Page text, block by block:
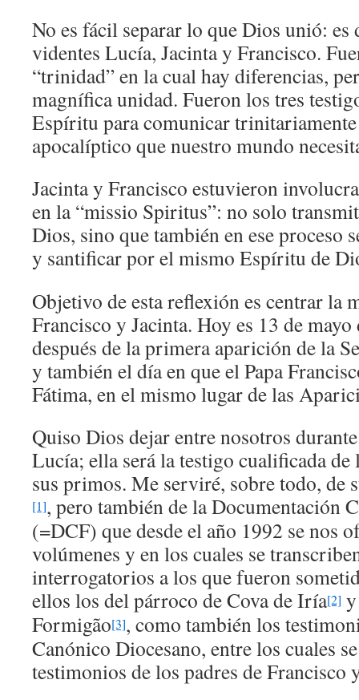
No es fácil separar lo que Dios unió: es
videntes Lucía, Jacinta y Francisco.
“trinidad” en la cual hay diferencias,
magnífica unidad. Fueron los tres
Espíritu para comunicar trinitariamente
apocalíptico que nuestro mundo
Jacinta y Francisco estuvieron
en la “missio Spiritus”: no solo
Dios, sino que también en ese proceso
y santificar por el mismo Espíritu de
Objetivo de esta reflexión es centrar la
Francisco y Jacinta. Hoy es 13 de
después de la primera aparición de la
y también el día en que el Papa
Fátima, en el mismo lugar de las
Quiso Dios dejar entre nosotros
Lucía; ella será la testigo cualificada de
sus primos. Me serviré, sobre todo,
[1], pero también de la Documentación
(=DCF) que desde el año 1992 se nos
volúmenes y en los cuales se
interrogatorios a los que fueron
ellos los del párroco de Cova de Iría[2]
Formigão[3], como también los
Canónico Diocesano, entre los cuales
testimonios de los padres de Francisco